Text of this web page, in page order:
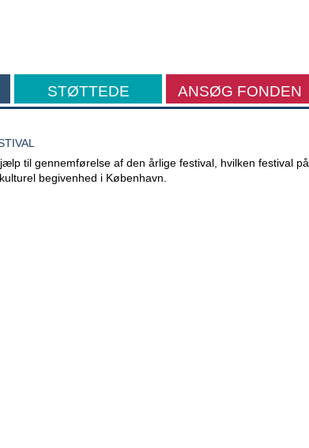
STØTTEDE ANSØG FONDEN
til gennemførelse af den årlige festival, hvilken festival på
begivenhed i København.